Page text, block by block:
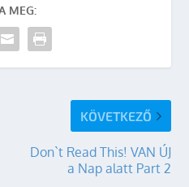
MEG:
KÖVETKEZŐ
Don`t Read This! VAN ÚJ
a Nap alatt Part 2